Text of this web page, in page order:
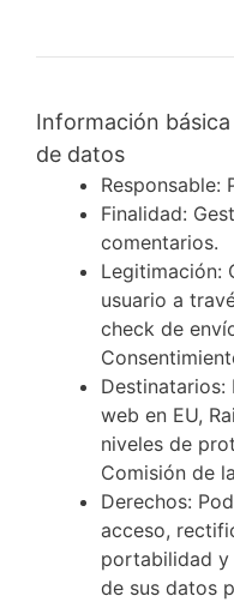
Información
de datos
Responsable:
Finalidad:
comentarios.
Legitimación:
usuario a
check de
Destinatarios:
web en EU,
niveles de
Comisión de
Derechos:
acceso,
portabilidad y
de sus datos